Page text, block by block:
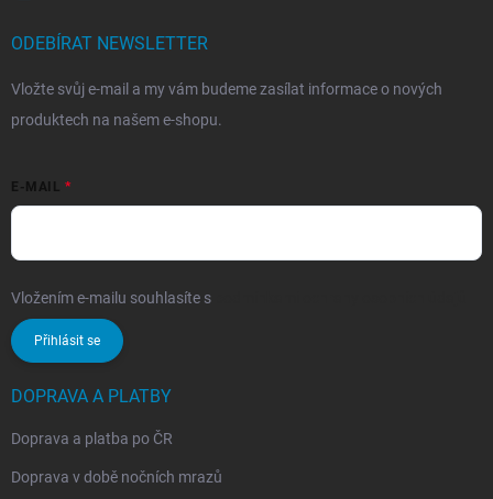
ODEBÍRAT NEWSLETTER
Vložte svůj e-mail a my vám budeme zasílat informace o nových
produktech na našem e-shopu.
E-MAIL
Vložením e-mailu souhlasíte s
Přihlásit se
DOPRAVA A PLATBY
Doprava a platba po ČR
Doprava v době nočních mrazů